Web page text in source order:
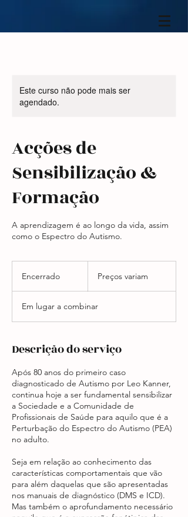
Este curso não pode mais ser
agendado.
Acções de
Sensibilização &
Formação
A aprendizagem é ao longo da vida, assim
como o Espectro do Autismo.
Encerrado
e
r
d
Preços variam
Em lugar a combinar
Descrição do serviço
Após 80 anos do primeiro caso
diagnosticado de Autismo por Leo Kanner,
continua hoje a ser fundamental sensibilizar
a Sociedade e a Comunidade de
Profissionais de Saúde para aquilo que é a
Perturbação do Espectro do Autismo (PEA)
no adulto.
Seja em relação ao conhecimento das
características comportamentais que vão
para além daquelas que são apresentadas
nos manuais de diagnóstico (DMS e ICD).
Mas também o aprofundamento necessário